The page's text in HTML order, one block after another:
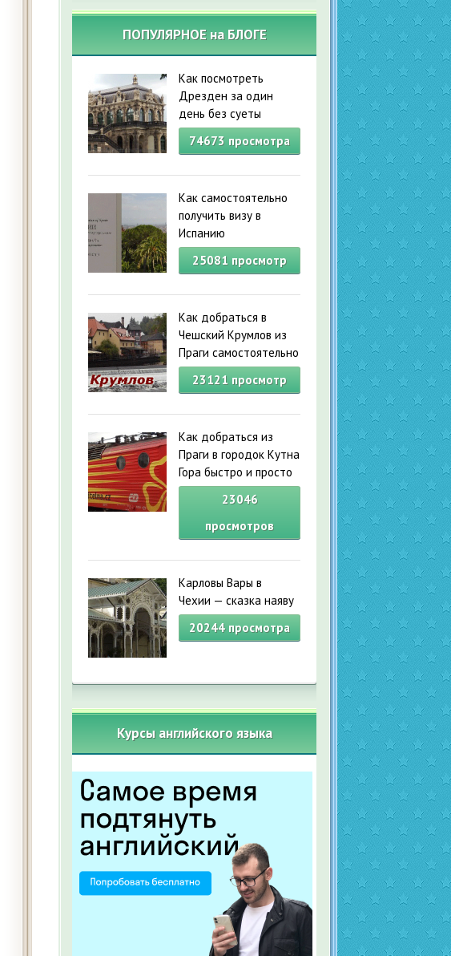
ПОПУЛЯРНОЕ на БЛОГЕ
Как посмотреть
Дрезден за один
день без суеты
74673 просмотра
Как самостоятельно
получить визу в
Испанию
25081 просмотр
Как добраться в
Чешский Крумлов из
Праги самостоятельно
23121 просмотр
Как добраться из
Праги в городок Кутна
Гора быстро и просто
23046
просмотров
Карловы Вары в
Чехии — сказка наяву
20244просмотра
Курсы английского языка